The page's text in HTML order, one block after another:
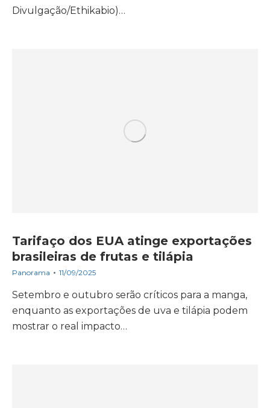
Divulgação/Ethikabio)…
Tarifaço dos EUA atinge exportações
brasileiras de frutas e tilápia
Panorama 11/09/2025
Setembro e outubro serão críticos para a manga,
enquanto as exportações de uva e tilápia podem
mostrar o real impacto…